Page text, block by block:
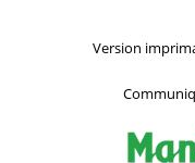
Version